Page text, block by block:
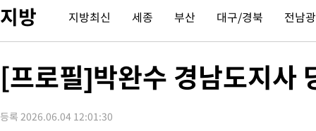
2시간 전 >
"韓 외환시장 개입 관측 배경엔 美의 대한국 무역적자 있어"
2시간 전 >'월드컵 탈락 후폭풍' 축구협회…초유의 압수수색에 '충격·당황'
2시간 전 >[속보]종합특검, 대검 추가 압수수색…내란 중요임무종사 혐의
3시간 전 >[속보]코스피, 301.88포인트(4.58%) 내린 6296.38 마감
지방 지방최신 세종 부산 대구/경북 전남
[프로필]박완수 경남도지사
등록 2026.06.04 12:01:30